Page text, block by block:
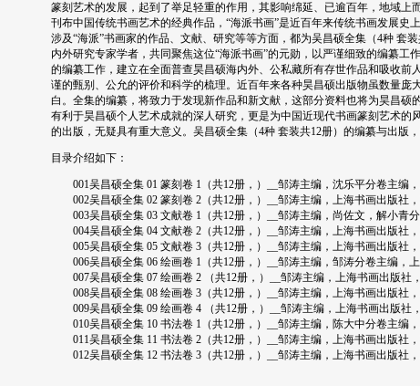
篆刻艺术的发展，起到了举足轻重的作用，其影响绵延、已逾百年，地域上
刊布中国传统书画艺术的经典作品，“海派书画”是近百年来传统书画发展
涉及“海派”书画家的作品、文献、研究等等方面，都为吴昌硕全集（4种 套
内外研究专家学者，共同聚焦这位“海派书画”的元勋，以严谨细致的编纂工
的编纂工作，建立在全面普查昊昌硕海内外、公私藏所有存世作品和吸收
谨的甄别、公允的评价和科学的梳理。近百年来各种昊昌硕出版物虽数量
白。全集的编纂，将致力于发现新作品和新文献，这部分资料也将为昊昌
有利于昊昌硕个人艺术成就的深人研究，更是为中国近现代书画篆刻艺术的
的出版，无疑具有重大意义。吴昌硕全集（4种 套装共12册）的编纂与出版
目录介绍如下：
001吴昌硕全集 01 篆刻卷 1（共12册，）__邹涛主编，沈乐平分卷主编，
002吴昌硕全集 02 篆刻卷 2（共12册，）__邹涛主编，上海书画出版社，
003吴昌硕全集 03 文献卷 1（共12册，）__邹涛主编，尚佐文，解小青分
004吴昌硕全集 04 文献卷 2（共12册，）__邹涛主编，上海书画出版社，
005吴昌硕全集 05 文献卷 3（共12册，）__邹涛主编，上海书画出版社，
006吴昌硕全集 06 绘画卷 1（共12册，）__邹涛主编，邹涛分卷主编，上
007吴昌硕全集 07 绘画卷 2 （共12册，）__邹涛主编，上海书画出版社，
008吴昌硕全集 08 绘画卷 3（共12册，）__邹涛主编，上海书画出版社，
009吴昌硕全集 09 绘画卷 4 （共12册，）__邹涛主编，上海书画出版社，
010吴昌硕全集 10 书法卷 1（共12册，）__邹涛主编，陈大中分卷主编，
011吴昌硕全集 11 书法卷 2（共12册，）__邹涛主编，上海书画出版社，
012吴昌硕全集 12 书法卷 3（共12册，）__邹涛主编，上海书画出版社，